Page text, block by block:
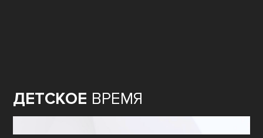
ДЕТСКОЕ ВРЕМЯ